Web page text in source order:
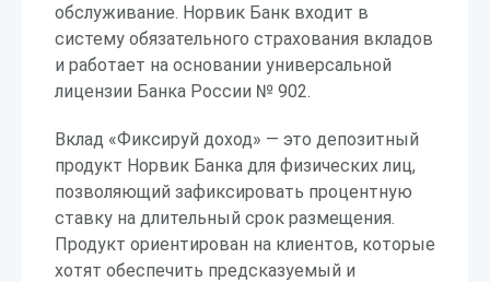
обслуживание. Норвик Банк входит в
систему обязательного страхования вкладов
и работает на основании универсальной
лицензии Банка России № 902.
Вклад «Фиксируй доход» — это депозитный
продукт Норвик Банка для физических лиц,
позволяющий зафиксировать процентную
ставку на длительный срок размещения.
Продукт ориентирован на клиентов, которые
хотят обеспечить предсказуемый и